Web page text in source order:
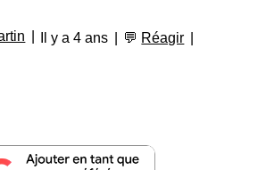
Il y a 4 ans 💬 Réagir